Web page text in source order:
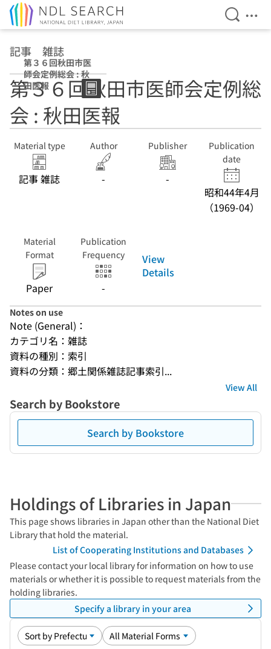
Open
記事 雑誌
第３６回秋田市医
師会定例総会 : 秋
田医報
第３６回秋田市医師会定例総
会 : 秋田医報
Material type
記事 雑誌
Author
-
Publisher
-
Publication
date
昭和44年4月
（1969-04）
Material
Format
Paper
Publication
Frequency
-
View
Details
Notes on use
Note (General)：
カテゴリ名：雑誌
資料の種別：索引
資料の分類：郷土関係雑誌記事索引...
View All
Search by Bookstore
Search by Bookstore
Holdings of Libraries in Japan
This page shows libraries in Japan other than the National Diet
Library that hold the material.
List of Cooperating Institutions and Databases
Please contact your local library for information on how to use
materials or whether it is possible to request materials from the
holding libraries.
Specify a library in your area